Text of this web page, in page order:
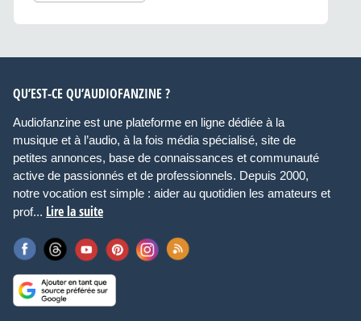
QU’EST-CE QU’AUDIOFANZINE ?
Audiofanzine est une plateforme en ligne dédiée à la
musique et à l’audio, à la fois média spécialisé, site de
petites annonces, base de connaissances et communauté
active de passionnés et de professionnels. Depuis 2000,
notre vocation est simple : aider au quotidien les amateurs et
prof... Lire la suite